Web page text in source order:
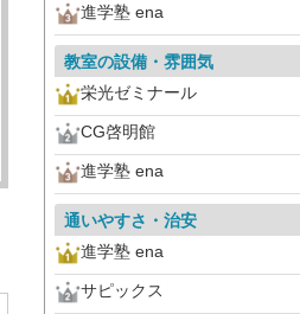
進学塾 ena
教室の設備・雰囲気
栄光ゼミナール
CG啓明館
進学塾 ena
通いやすさ・治安
進学塾 ena
サピックス